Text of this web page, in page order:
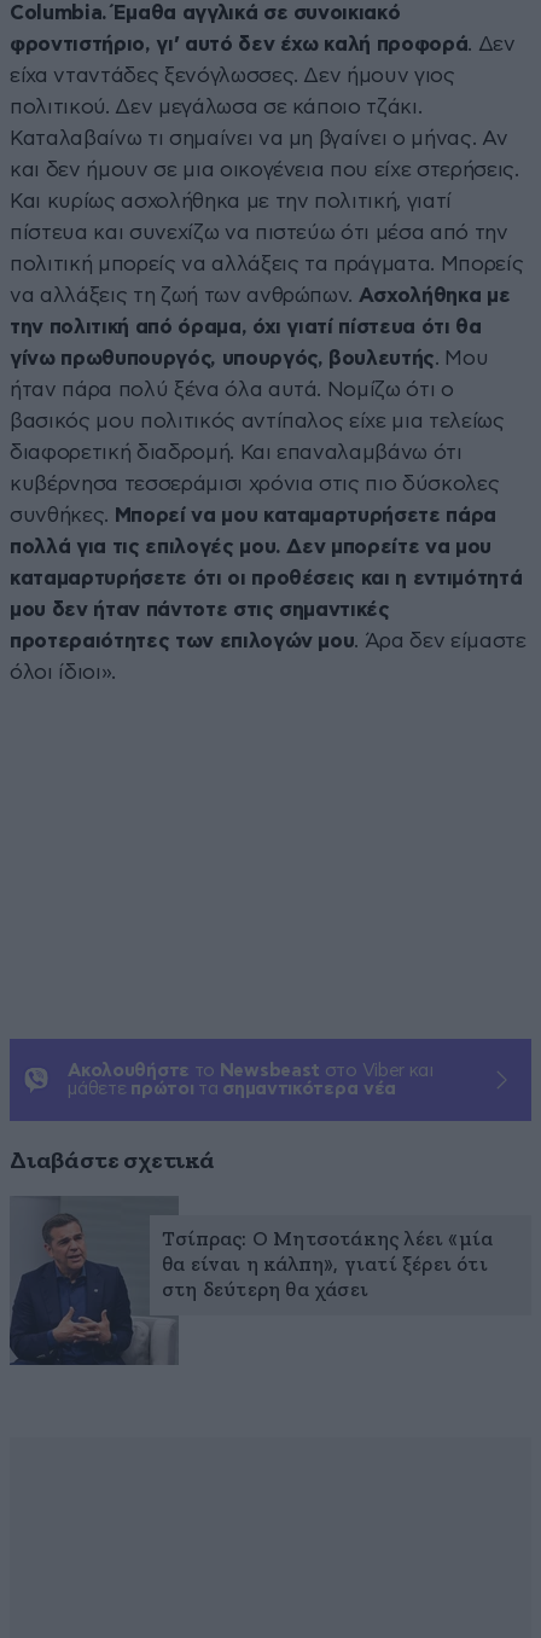
Columbia. Έμαθα αγγλικά σε συνοικιακό
φροντιστήριο, γι’ αυτό δεν έχω καλή προφορά. Δεν
είχα νταντάδες ξενόγλωσσες. Δεν ήμουν γιος
πολιτικού. Δεν μεγάλωσα σε κάποιο τζάκι.
Καταλαβαίνω τι σημαίνει να μη βγαίνει ο μήνας. Αν
και δεν ήμουν σε μια οικογένεια που είχε στερήσεις.
Και κυρίως ασχολήθηκα με την πολιτική, γιατί
πίστευα και συνεχίζω να πιστεύω ότι μέσα από την
πολιτική μπορείς να αλλάξεις τα πράγματα. Μπορείς
να αλλάξεις τη ζωή των ανθρώπων. Ασχολήθηκα με
την πολιτική από όραμα, όχι γιατί πίστευα ότι θα
γίνω πρωθυπουργός, υπουργός, βουλευτής. Μου
ήταν πάρα πολύ ξένα όλα αυτά. Νομίζω ότι ο
βασικός μου πολιτικός αντίπαλος είχε μια τελείως
διαφορετική διαδρομή. Και επαναλαμβάνω ότι
κυβέρνησα τεσσεράμισι χρόνια στις πιο δύσκολες
συνθήκες. Μπορεί να μου καταμαρτυρήσετε πάρα
πολλά για τις επιλογές μου. Δεν μπορείτε να μου
καταμαρτυρήσετε ότι οι προθέσεις και η εντιμότητά
μου δεν ήταν πάντοτε στις σημαντικές
προτεραιότητες των επιλογών μου. Άρα δεν είμαστε
όλοι ίδιοι».
Ακολουθήστε το Newsbeast στο Viber και
μάθετε πρώτοι τα σημαντικότερα νέα
Διαβάστε σχετικά
Τσίπρας: Ο Μητσοτάκης λέει «μία
θα είναι η κάλπη», γιατί ξέρει ότι
στη δεύτερη θα χάσει